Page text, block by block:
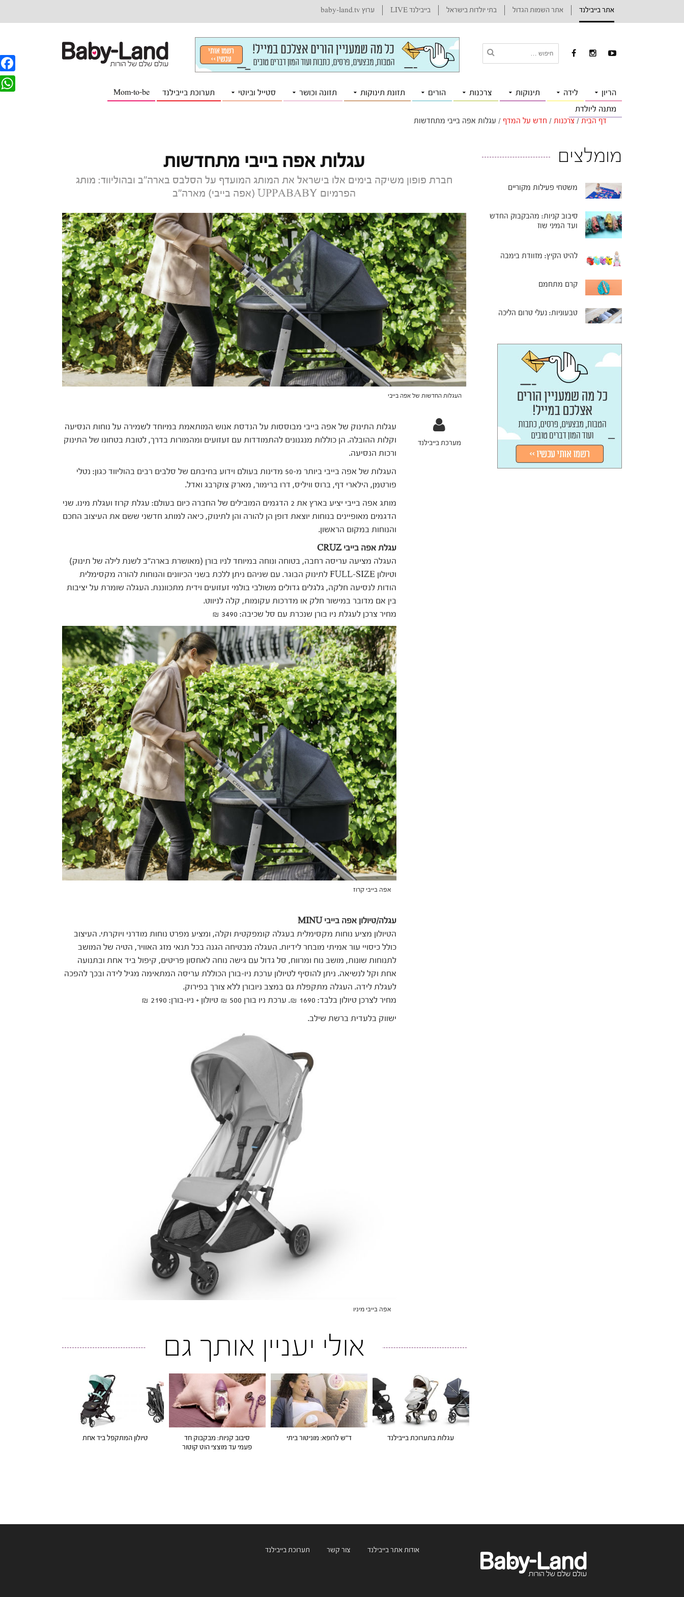
אתר בייבילנד אתר השמות הגדול בתי יולדות בישראל בייבילנד LIVE ערוץ baby-land.tv
הריון לידה תינוקות צרכנות הורים תזונת תינוקות תזונה וכושר סטייל וביוטי תערוכת בייבילנד Mom-to-be
מתנה ליולדת
דף הבית / צרכנות / חדש על המדף / עגלות אפה בייבי מתחדשות
עגלות אפה בייבי מתחדשות
חברת פופון משיקה בימים אלו בישראל את המותג המועדף על הסלבס בארה"ב ובהוליווד: מותג
הפרמיום UPPABABY (אפה בייבי) מארה"ב
העגלות החדשות של אפה בייבי
מערכת בייבילנד
עגלות התינוק של אפה בייבי מבוססות על הנדסת אנוש המותאמת במיוחד לשמירה על נוחות הנסיעה
וקלות ההובלה. הן כוללות מנגנונים להתמודדות עם זעזועים ומהמורות בדרך, לטובת בטחונו של התינוק
ורכות הנסיעה.
העגלות של אפה בייבי ביותר מ-50 מדינות בעולם וידוע בחיבתם של סלבים רבים בהוליווד כגון: נטלי
פורטמן, הילארי דף, ברוס וויליס, דרו ברימור, מארק צוקרבג ואדל.
מותג אפה בייבי יציע בארץ את 2 הדגמים המובילים של החברה כיום בעולם: עגלת קרוז ועגלת מינו. שני
הדגמים מאופיינים בנוחות יוצאת דופן הן להורה והן לתינוק, כיאה למותג חדשני ששם את העיצוב החכם
והנוחות במקום הראשון.
עגלת אפה בייבי CRUZ
העגלה מציעה עריסה רחבה, בטוחה ונוחה במיוחד לניו בורן (מאושרת בארה"ב לשנת לילה של תינוק)
וטיולון FULL-SIZE לתינוק הבוגר. עם שניהם ניתן ללכת בשני הכיוונים והנוחות להורה מקסימלית
הודות לנסיעה חלקה, גלגלים גדולים משולבי בולמי זעזועים וידית מתכווננת. העגלה שומרת על יציבות
בין אם מדובר במישור חלק או מדרכות עקומות, קלה לניווט.
מחיר צרכן לעגלת ניו בורן שנכרת עם סל שכיבה: 3490 ₪
אפה בייבי קרוז
עגלה/טיולון אפה בייבי MINU
הטיולון מציע נוחות מקסימלית בעגלה קומפקטית וקלה, ומציע מפרט נוחות מודרני ויוקרתי. העיצוב
כולל כיסויי עור אמיתי מובחר לידיות. העגלה מבטיחה הגנה בכל תנאי מזג האוויר, הטיה של המושב
לתנוחות שונות, מושב נוח ומרווח, סל גדול עם גישה נוחה לאחסון פריטים, קיפול ביד אחת ובתנועה
אחת וקל לנשיאה. ניתן להוסיף לטיולון ערכת ניו-בורן הכוללת עריסה המתאימה מגיל לידה ובכך להפכה
לעגלת לידה. העגלה מתקפלת גם במצב ניובורן ללא צורך בפירוק.
מחיר לצרכן טיולון בלבד: 1690 ₪. ערכת ניו בורן 500 ₪ טיולון + ניו-בורן: 2190 ₪
ישווק בלעדית ברשת שילב.
אפה בייבי מיניו
אולי יעניין אותך גם
עגלות בתערוכת בייבילנד ד"ש לרופא: מוניטור ביתי
סיבוב קניות: מבקבוק חד
פעמי עד מוצצי הוט קוטור
טיולון המתקפל ביד אחת
מומלצים
משטחי פעילות מקוריים
סיבוב קניות: מהבקבוק החדש
ועד המיני שוז
להיט הקיץ: מזוודת בימבה
קרם מתחמם
טבעוניות: נעלי טרום הליכה
אודות אתר בייבילנד צור קשר תערוכת בייבילנד
F